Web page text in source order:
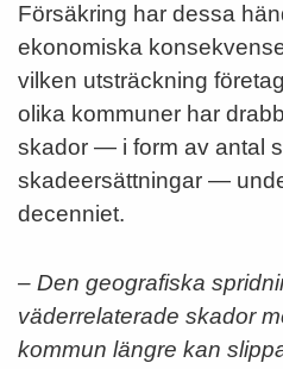
Försäkring har dessa
ekonomiska
vilken utsträckning
olika kommuner har
skador — i form av antal
skadeersättningar —
decenniet.
– Den geografiska
väderrelaterade skador
kommun längre kan